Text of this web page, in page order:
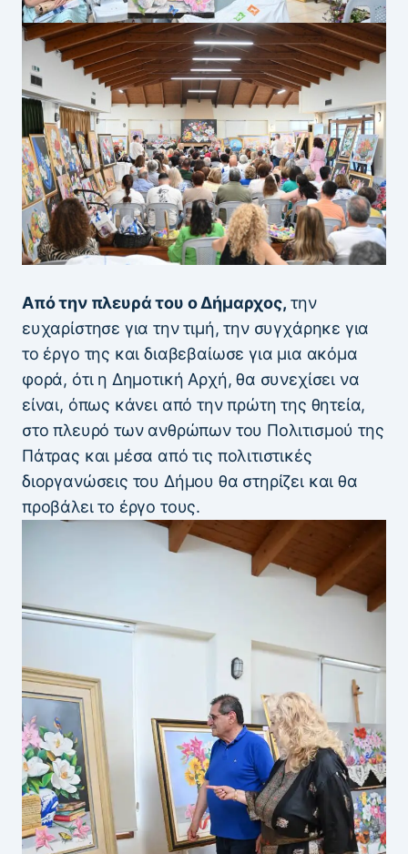
Από την πλευρά του ο Δήμαρχος, την
ευχαρίστησε για την τιμή, την συγχάρηκε για
το έργο της και διαβεβαίωσε για μια ακόμα
φορά, ότι η Δημοτική Αρχή, θα συνεχίσει να
είναι, όπως κάνει από την πρώτη της θητεία,
στο πλευρό των ανθρώπων του Πολιτισμού της
Πάτρας και μέσα από τις πολιτιστικές
διοργανώσεις του Δήμου θα στηρίζει και θα
προβάλει το έργο τους.